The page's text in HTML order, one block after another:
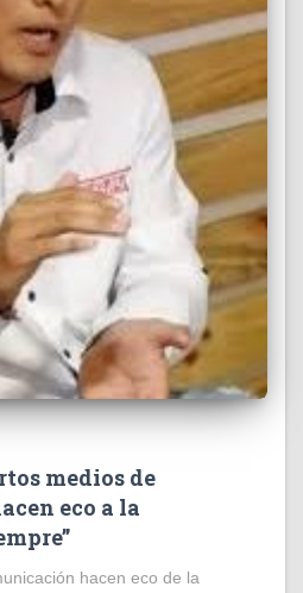
medios de
eco a la
hacen eco de la